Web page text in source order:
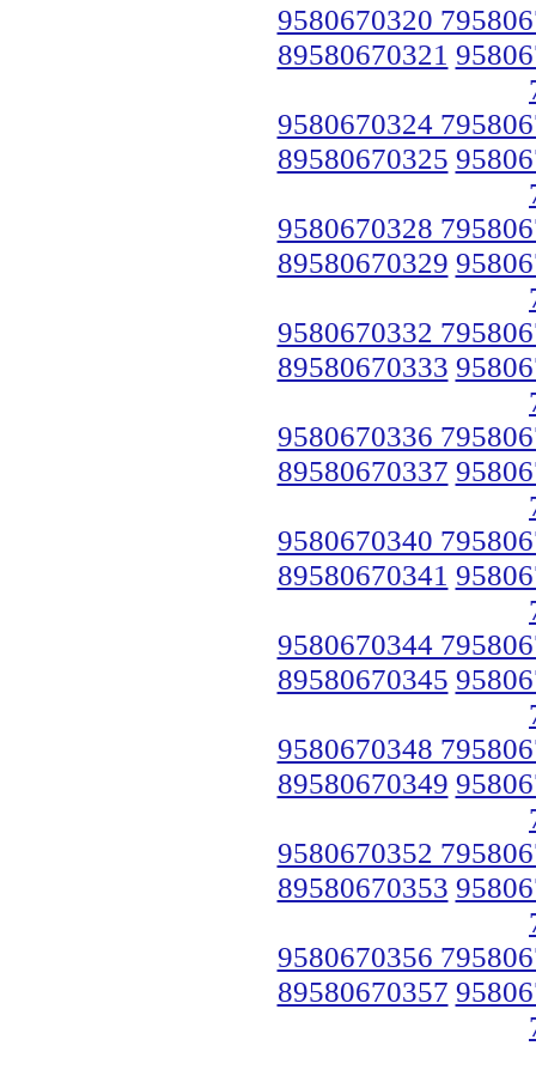
9580670320
89580670321
9580670324
89580670325
9580670328
89580670329
9580670332
89580670333
9580670336
89580670337
9580670340
89580670341
9580670344
89580670345
9580670348
89580670349
9580670352
89580670353
9580670356
89580670357